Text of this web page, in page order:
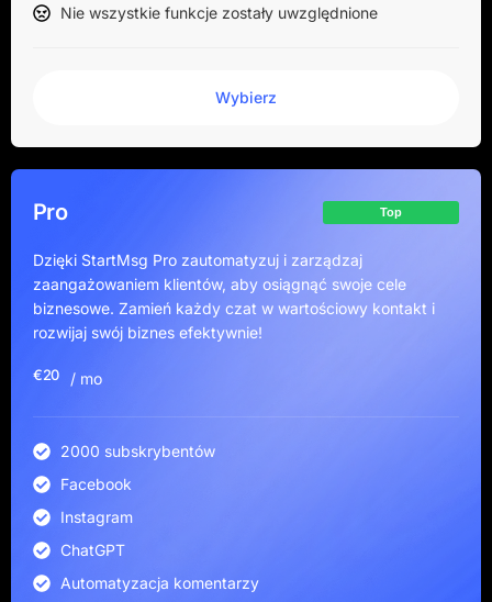
Nie wszystkie funkcje zostały uwzględnione
Wybierz
Pro Top
Dzięki StartMsg Pro zautomatyzuj i zarządzaj
zaangażowaniem klientów, aby osiągnąć swoje cele
biznesowe. Zamień każdy czat w wartościowy kontakt i
rozwijaj swój biznes efektywnie!
€20 / mo
2000 subskrybentów
Facebook
Instagram
ChatGPT
Automatyzacja komentarzy